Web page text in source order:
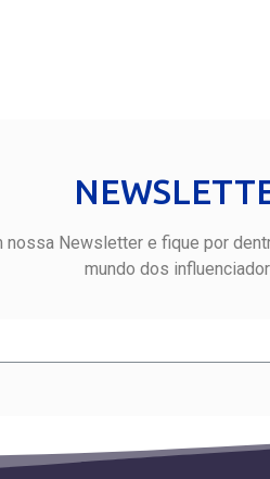
nossa Newsletter e fique por
mundo dos